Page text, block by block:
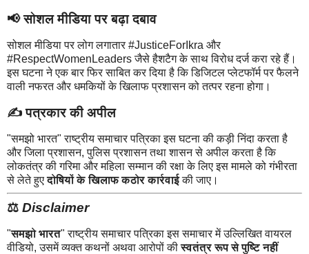
📢 सोशल मीडिया पर बढ़ा दबाव
सोशल मीडिया पर लोग लगातार #JusticeForIkra और
#RespectWomenLeaders जैसे हैशटैग के साथ विरोध दर्ज करा रहे हैं।
इस घटना ने एक बार फिर साबित कर दिया है कि डिजिटल प्लेटफॉर्म पर फैलने
वाली नफरत और धमकियों के खिलाफ प्रशासन को तत्पर रहना होगा।
✍️ पत्रकार की अपील
"समझो भारत" राष्ट्रीय समाचार पत्रिका इस घटना की कड़ी निंदा करता है
और जिला प्रशासन, पुलिस प्रशासन तथा शासन से अपील करता है कि
लोकतंत्र की गरिमा और महिला सम्मान की रक्षा के लिए इस मामले को गंभीरता
से लेते हुएदोषियों के खिलाफ कठोर कार्रवाईकी जाए।
⚖️ Disclaimer
"समझो भारत" राष्ट्रीय समाचार पत्रिका इस समाचार में उल्लिखित वायरल
वीडियो, उसमें व्यक्त कथनों अथवा आरोपों कीस्वतंत्र रूप से पुष्टि नहीं